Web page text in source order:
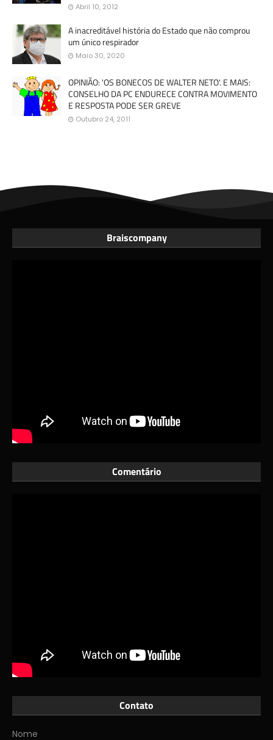
Abril 10, 2012
A inacreditável história do Estado que não comprou
um único respirador
Maio 30, 2020
OPINIÃO: 'OS BONECOS DE WALTER NETO'. E MAIS:
CONSELHO DA PC ENDURECE CONTRA MOVIMENTO
E RESPOSTA PODE SER GREVE
Outubro 24, 2011
Braiscompany
Comentário
Contato
Nome